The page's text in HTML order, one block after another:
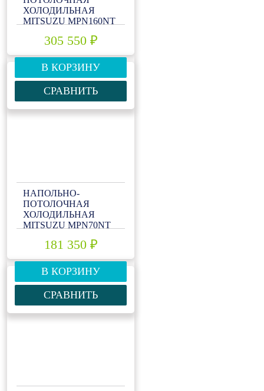
ХОЛОДИЛЬНАЯ
MITSUZU MPN160NТ
305 550 ₽
В КОРЗИНУ
СРАВНИТЬ
НАПОЛЬНО-
ПОТОЛОЧНАЯ
ХОЛОДИЛЬНАЯ
MITSUZU MPN70NТ
181 350 ₽
В КОРЗИНУ
СРАВНИТЬ